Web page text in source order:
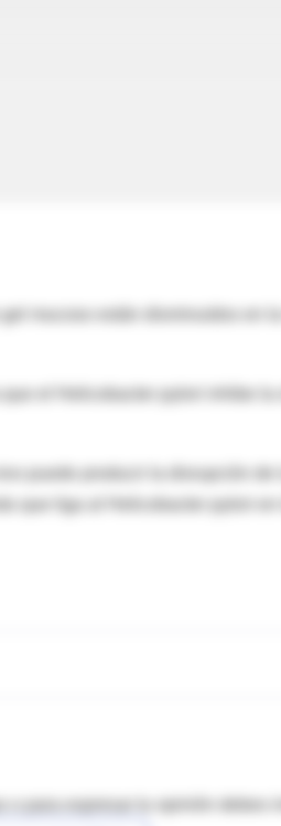
mucoso están disminuidos en
puede producir la disrupción de
que liga al Helicobacter pylori en
o para expresar tu opinión debes